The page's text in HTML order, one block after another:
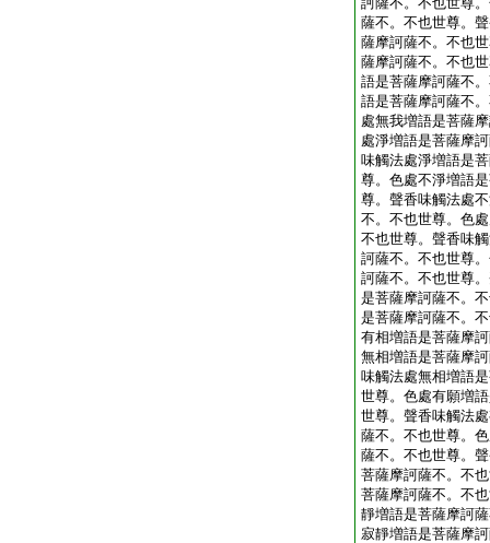
薩不。不也世尊。
薩摩訶薩不。不也
薩摩訶薩不。不也
語是菩薩摩訶薩不
語是菩薩摩訶薩不
處無我増語是菩薩
處淨増語是菩薩摩
味觸法處淨増語是
尊。色處不淨増語
尊。聲香味觸法處
不。不也世尊。色
不也世尊。聲香味
訶薩不。不也世尊
訶薩不。不也世尊
是菩薩摩訶薩不。
是菩薩摩訶薩不。
有相増語是菩薩摩
無相増語是菩薩摩
味觸法處無相増語
世尊。色處有願増
世尊。聲香味觸法
薩不。不也世尊。
薩不。不也世尊。
菩薩摩訶薩不。不
菩薩摩訶薩不。不
靜増語是菩薩摩訶
寂靜増語是菩薩摩